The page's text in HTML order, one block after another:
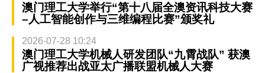
澳门理工大学举行“第十八届全澳资讯科技大赛
–人工智能创作与三维编程比赛”颁奖礼
2026-07-28 10:24
澳门理工大学机械人研发团队“九霄战队” 获澳
广视推荐出战亚太广播联盟机械人大赛